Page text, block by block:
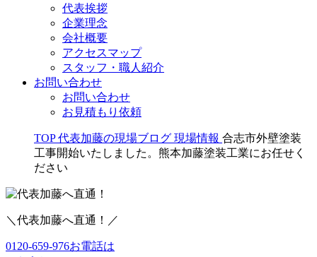
代表挨拶
企業理念
会社概要
アクセスマップ
スタッフ・職人紹介
お問い合わせ
お問い合わせ
お見積もり依頼
TOP 代表加藤の現場ブログ 現場情報 合志市外壁塗装
工事開始いたしました。熊本加藤塗装工業にお任せく
ださい
＼代表加藤へ直通！／
0120-659-976お電話は